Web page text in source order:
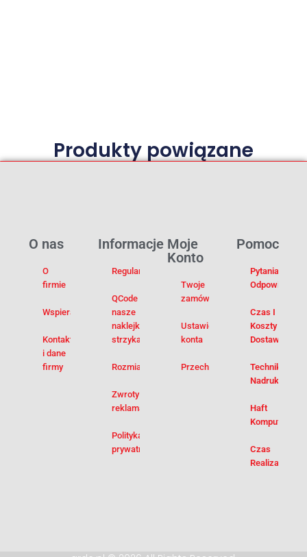
Produkty powiązane
Pomoc
Pytania I
Odpowiedzi
Czas I
Koszty
Dostawy
Techniki
Nadruku
Haft
Komputerowy
Czas
Realizacji
Moje
Konto
Twoje
zamówienia
Ustawienia
konta
Przechowalnia
Informacje
Regulamin
QCode –
nasze
naklejki na
strzykawki
Rozmiarówka
Zwroty i
reklamacje
Polityka
prywatności
O nas
O
firmie
Wspieramy
Kontakt
i dane
firmy